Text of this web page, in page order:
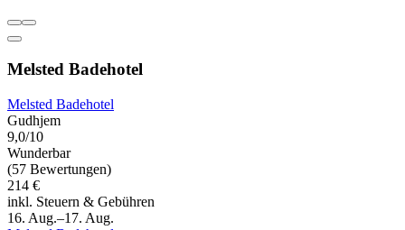
Melsted Badehotel
Melsted Badehotel
Gudhjem
9,0/10
Wunderbar
(57 Bewertungen)
214 €
inkl. Steuern & Gebühren
16. Aug.–17. Aug.